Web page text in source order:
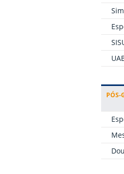
PÓS-